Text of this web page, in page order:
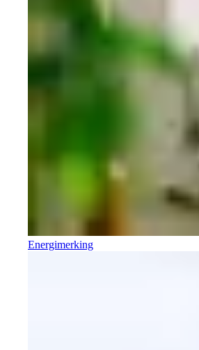
Energimerking